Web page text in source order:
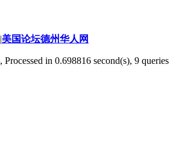
|美国论坛德州华人网
, Processed in 0.698816 second(s), 9